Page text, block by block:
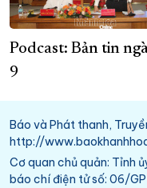
Podcast: Bản tin
9
Báo và Phát thanh,
http://
Cơ quan chủ quản: Tỉnh
báo chí điện tử số: 06/